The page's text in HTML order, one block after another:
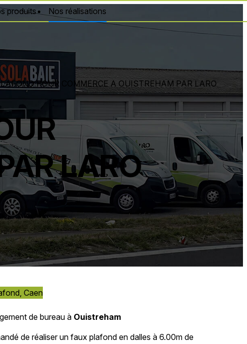
produits Nos réalisations
POUR COMMERCE A OUISTREHAM PAR LARO
LARO
Caen
de bureau à Ouistreham
de réaliser un faux plafond en dalles à 6.00m de